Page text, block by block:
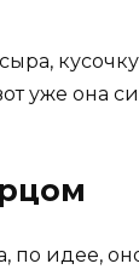
уже она
по идее,